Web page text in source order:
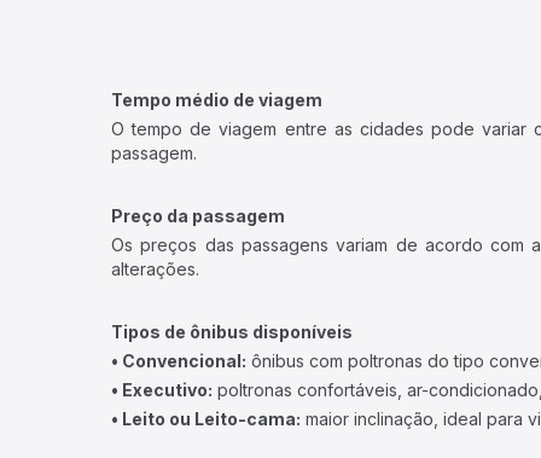
Tempo médio de viagem
O tempo de viagem entre as cidades pode variar
passagem.
Preço da passagem
Os preços das passagens variam de acordo com
alterações.
Tipos de ônibus disponíveis
• Convencional: ônibus com poltronas do tipo
• Executivo: poltronas confortáveis, ar-
• Leito ou Leito-cama: maior inclinação, ideal para